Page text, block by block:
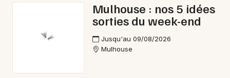
Mulhouse : nos 5 idées
sorties du week-end
Jusqu'au 09/08/2026
Mulhouse